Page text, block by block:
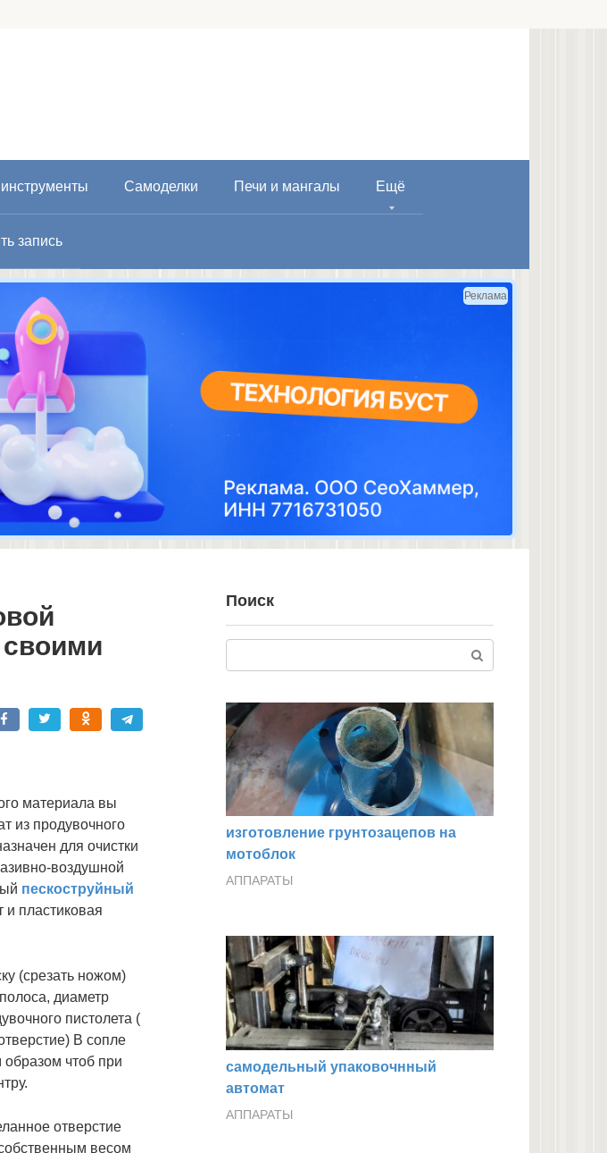
Самоделки Печи и мангалы Ещё
запись
Реклама
своими
материала вы
из продувочного
для очистки
воздушной
пескоструйный
и пластиковая
(срезать ножом)
диаметр
пистолета (
В сопле
образом чтоб при
отверстие
весом
Поиск
изготовление грунтозацепов на
мотоблок
АППАРАТЫ
самодельный упаковочнный
автомат
АППАРАТЫ